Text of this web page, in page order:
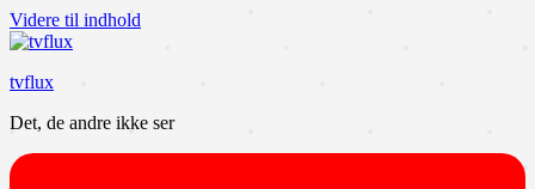
Videre til indhold
tvflux
Det, de andre ikke ser